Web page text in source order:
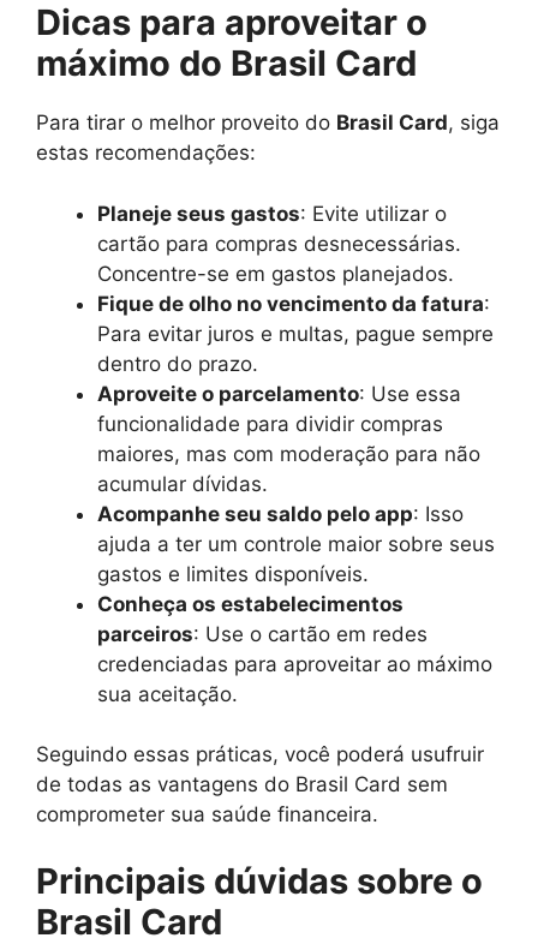
Dicas para aproveitar o
máximo do Brasil Card
Para tirar o melhor proveito do Brasil Card, siga
estas recomendações:
Planeje seus gastos: Evite utilizar o
cartão para compras desnecessárias.
Concentre-se em gastos planejados.
Fique de olho no vencimento da fatura:
Para evitar juros e multas, pague sempre
dentro do prazo.
Aproveite o parcelamento: Use essa
funcionalidade para dividir compras
maiores, mas com moderação para não
acumular dívidas.
Acompanhe seu saldo pelo app: Isso
ajuda a ter um controle maior sobre seus
gastos e limites disponíveis.
Conheça os estabelecimentos
parceiros: Use o cartão em redes
credenciadas para aproveitar ao máximo
sua aceitação.
Seguindo essas práticas, você poderá usufruir
de todas as vantagens do Brasil Card sem
comprometer sua saúde financeira.
Principais dúvidas sobre o
Brasil Card